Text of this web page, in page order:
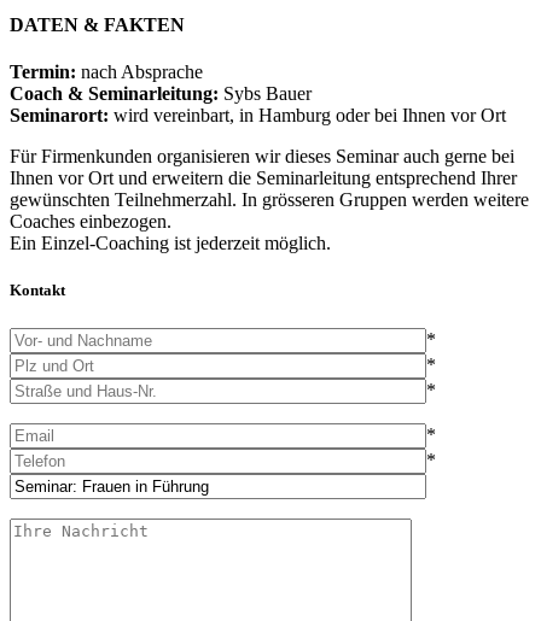
DATEN & FAKTEN
Termin: nach Absprache
Coach & Seminarleitung: Sybs Bauer
Seminarort: wird vereinbart, in Hamburg oder bei Ihnen vor Ort
Für Firmenkunden organisieren wir dieses Seminar auch gerne bei
Ihnen vor Ort und erweitern die Seminarleitung entsprechend Ihrer
gewünschten Teilnehmerzahl. In grösseren Gruppen werden weitere
Coaches einbezogen.
Ein Einzel-Coaching ist jederzeit möglich.
Kontakt
*
*
*
*
*